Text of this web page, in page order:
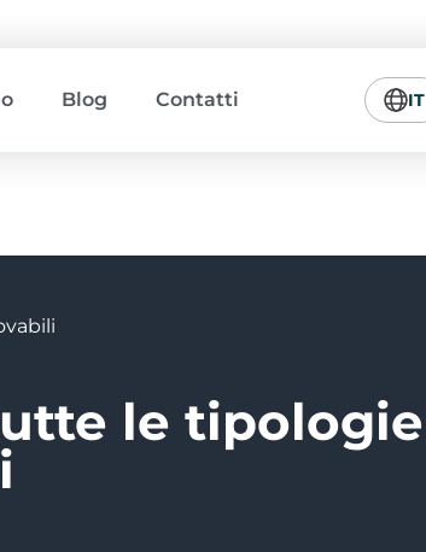
Blog Contatti IT
le tipologie